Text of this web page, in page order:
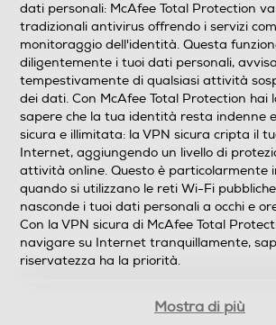
Clicca qui
dati personali: McAfee Total Protection
tradizionali antivirus offrendo i servizi
monitoraggio dell'identità. Questa
diligentemente i tuoi dati personali,
tempestivamente di qualsiasi attività
dei dati. Con McAfee Total Protection hai
sapere che la tua identità resta indenne
sicura e illimitata: la VPN sicura cripta il
Internet, aggiungendo un livello di
attività online. Questo è particolarmente
quando si utilizzano le reti Wi-Fi
nasconde i tuoi dati personali a occhi e
Con la VPN sicura di McAfee Total
navigare su Internet tranquillamente,
riservatezza ha la priorità.
Mostra di più